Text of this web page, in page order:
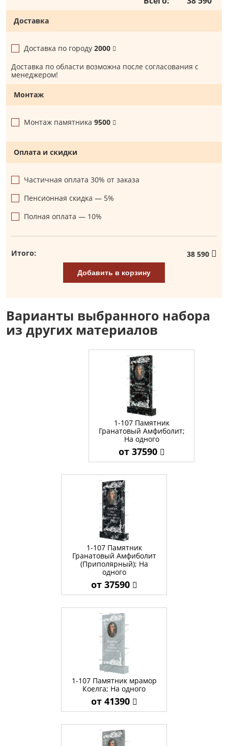
Доставка
Доставка по городу 2000
Доставка по области возможна после согласования с
менеджером!
Монтаж
Монтаж памятника 9500
Оплата и скидки
Частичная оплата 30% от заказа
Пенсионная скидка — 5%
Полная оплата — 10%
Итого: 38 590
Добавить в корзину
Варианты выбранного набора
из других материалов
1-107 Памятник
Гранатовый Амфиболит;
На одного
от 37590
1-107 Памятник
Гранатовый Амфиболит
(Приполярный); На
одного
от 37590
1-107 Памятник мрамор
Коелга; На одного
от 41390